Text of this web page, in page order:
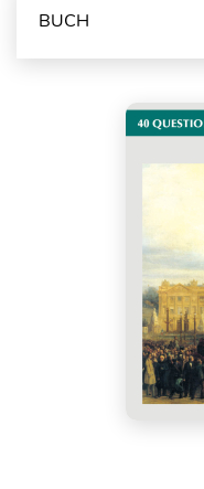
BUCH